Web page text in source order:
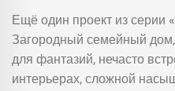
Ещё один проект из серии
Загородный семейный
для фантазий, нечасто
интерьерах, сложной